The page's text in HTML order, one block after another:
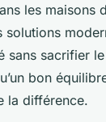
les maisons
solutions
sans sacrifier
bon
la différence.